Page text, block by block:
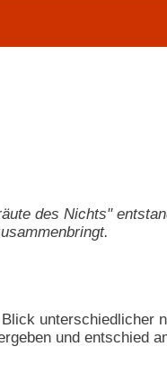
des Nichts"
unterschiedlicher
und entschied